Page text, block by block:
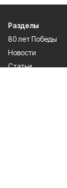
Разделы
80 лет Победы
Новости
Статьи